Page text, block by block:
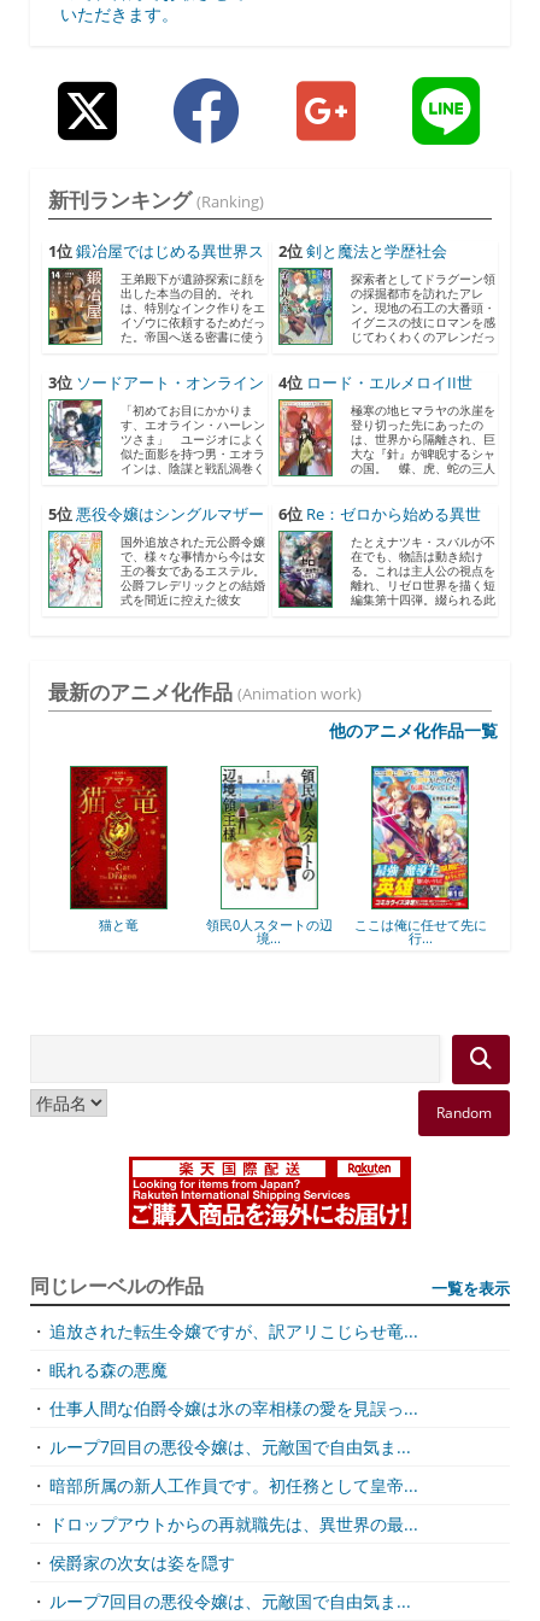
いただきます。
新刊ランキング (Ranking)
1位鍛冶屋ではじめる異世界ス
ロ...
王弟殿下が遺跡探索に顔を
出した本当の目的。それ
は、特別なインク作りをエ
イゾウに依頼するためだっ
た。帝国へ送る密書に使う
2位剣と魔法と学歴社会
8 〜...
探索者としてドラグーン領
の採掘都市を訪れたアレ
ン。現地の石工の大番頭・
イグニスの技にロマンを感
じてわくわくのアレンだっ
3位 ソードアート・オンライン
2...
「初めてお目にかかりま
す、エオライン・ハーレン
ツさま」 ユージオによく
似た面影を持つ男・エオラ
インは、陰謀と戦乱渦巻く
4位 ロード・エルメロイII世
の...
極寒の地ヒマラヤの氷崖を
登り切った先にあったの
は、世界から隔離され、巨
大な『針』が睥睨するシャ
の国。 蝶、虎、蛇の三人
5位悪役令嬢はシングルマザー
に...
国外追放された元公爵令嬢
で、様々な事情から今は女
王の養女であるエステル。
公爵フレデリックとの結婚
式を間近に控えた彼女
6位 Re：ゼロから始める異世
界...
たとえナツキ・スバルが不
在でも、物語は動き続け
る。これは主人公の視点を
離れ、リゼロ世界を描く短
編集第十四弾。綴られる此
最新のアニメ化作品 (Animation work)
他のアニメ化作品一覧
猫と竜 領民0人スタートの辺
境...
ここは俺に任せて先に
行...
Random
同じレーベルの作品 一覧を表示
・ 追放された転生令嬢ですが、訳アリこじらせ竜...
・ 眠れる森の悪魔
・ 仕事人間な伯爵令嬢は氷の宰相様の愛を見誤っ...
・ ループ7回目の悪役令嬢は、元敵国で自由気ま...
・ 暗部所属の新人工作員です。初任務として皇帝...
・
ドロップアウトからの再就職先は、異世界の最...
・ 侯爵家の次女は姿を隠す
・ ループ7回目の悪役令嬢は、元敵国で自由気ま...